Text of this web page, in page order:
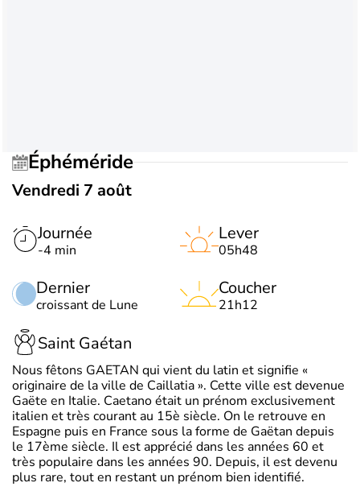
Éphéméride
Vendredi 7 août
Journée
-4 min
Dernier
croissant de Lune
Lever
05h48
Coucher
21h12
Saint Gaétan
Nous fêtons GAETAN qui vient du latin et signifie «
originaire de la ville de Caillatia ». Cette ville est devenue
Gaëte en Italie. Caetano était un prénom exclusivement
italien et très courant au 15è siècle. On le retrouve en
Espagne puis en France sous la forme de Gaëtan depuis
le 17ème siècle. Il est apprécié dans les années 60 et
très populaire dans les années 90. Depuis, il est devenu
plus rare, tout en restant un prénom bien identifié.